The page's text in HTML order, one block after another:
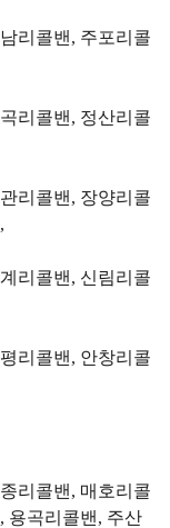
리콜밴, 주포리콜
리콜밴, 정산리콜
리콜밴, 장양리콜
리콜밴, 신림리콜
리콜밴, 안창리콜
리콜밴, 매호리콜
용곡리콜밴, 주산